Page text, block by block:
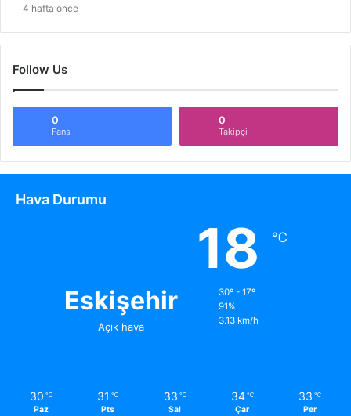
4 hafta önce
Follow Us
0
Fans
0
Takipçi
Hava Durumu
Eskişehir
Açık hava
18 ℃
30º - 17º
91%
3.13 km/h
30 ℃
Paz
31 ℃
Pts
33 ℃
Sal
34 ℃
Çar
33 ℃
Per